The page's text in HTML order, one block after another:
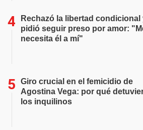
Rechazó la libertad condicional
pidió seguir preso por amor:
necesita él a mí"
Giro crucial en el femicidio de
Agostina Vega: por qué
los inquilinos